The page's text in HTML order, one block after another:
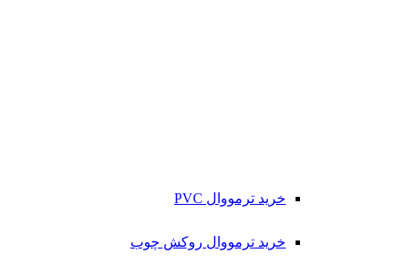
خرید ترمووال PVC
خرید ترمووال روکش چوب